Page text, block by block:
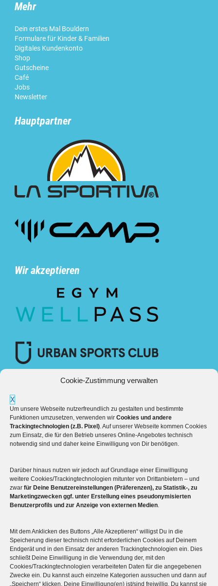
Cookie-Zustimmung verwalten
X
Um unsere Webseite nutzerfreundlich zu gestalten und bestimmte
Funktionen umzusetzen, verwenden wir Cookies und andere
Trackingtechnologien (z.B. Pixel). Auf unserer Webseite kommen Cookies
zum Einsatz, die für den Betrieb unseres Online-Angebotes technisch
notwendig sind und daher keine Einwilligung von Dir benötigen.
Darüber hinaus nutzen wir jedoch auf Grundlage einer Einwilligung
weitere Cookies/Trackingtechnologien mitunter von Drittanbietern – und
zwar für Deine Benutzereinstellungen (Präferenzen), zu Statistik-, zu
Marketingzwecken ggf. unter Erstellung eines pseudonymisierten
Benutzerprofils und zur Anzeige von externen Medien.
Mit dem Anklicken des Buttons „Alle Akzeptieren“ willigst Du in die
Speicherung dieser technisch nicht erforderlichen Cookies auf Deinem
Endgerät und in den Einsatz der anderen Trackingtechnologien ein. Dies
schließt Deine Einwilligung in die Verwendung der, mit den
Cookies/Trackingtechnologien verarbeiteten Daten für die angegebenen
Zwecke ein. Du kannst auch einzelne Kategorien aussuchen und dann auf
„Speichern“ klicken. Deine Einwilligung(en) ist/sind freiwillig. Du kannst sie
Mehr
Dein erstes Mal Bouldern
Formulare für Kinder & Familien
Digitales Kundenkonto
Shop
Gutscheine
Café
Jobs
Newsletter
Hauptpartner
Wir akzeptieren
Mehr über die Boulderwelt
 Unsere Hallen im Überblick